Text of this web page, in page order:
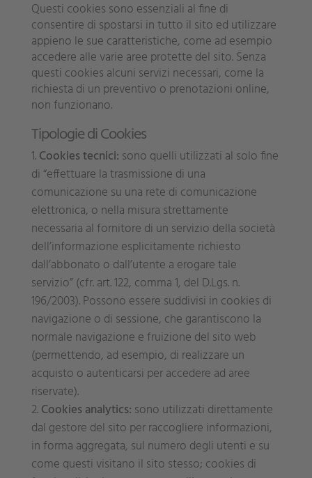
Questi cookies sono essenziali al fine di
consentire di spostarsi in tutto il sito ed utilizzare
appieno le sue caratteristiche, come ad esempio
accedere alle varie aree protette del sito. Senza
questi cookies alcuni servizi necessari, come la
richiesta di un preventivo o prenotazioni online,
non funzionano.
Tipologie di Cookies
Cookies tecnici: sono quelli utilizzati al solo fine
di “effettuare la trasmissione di una
comunicazione su una rete di comunicazione
elettronica, o nella misura strettamente
necessaria al fornitore di un servizio della società
dell’informazione esplicitamente richiesto
dall’abbonato o dall’utente a erogare tale
servizio” (cfr. art. 122, comma 1, del D.Lgs. n.
196/2003). Possono essere suddivisi in cookies di
navigazione o di sessione, che garantiscono la
normale navigazione e fruizione del sito web
(permettendo, ad esempio, di realizzare un
acquisto o autenticarsi per accedere ad aree
riservate).
Cookies analytics: sono utilizzati direttamente
dal gestore del sito per raccogliere informazioni,
in forma aggregata, sul numero degli utenti e su
come questi visitano il sito stesso; cookies di